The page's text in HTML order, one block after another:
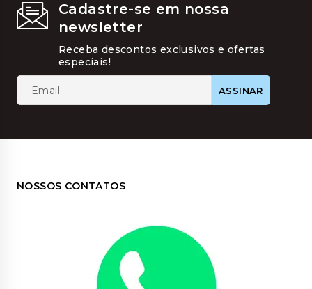
Cadastre-se em nossa
newsletter
Receba descontos exclusivos e ofertas
especiais!
NOSSOS CONTATOS